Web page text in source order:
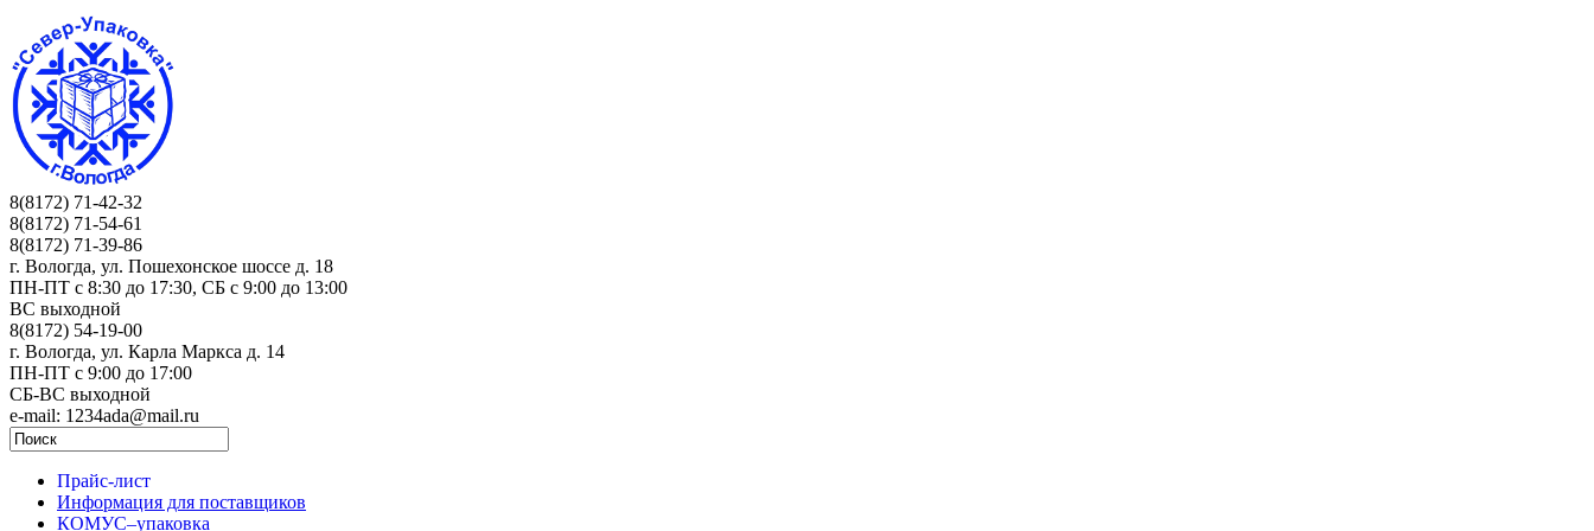
8(8172) 71-42-32
8(8172) 71-54-61
8(8172) 71-39-86
г. Вологда, ул. Пошехонское шоссе д. 18
ПН-ПТ c 8:30 до 17:30, СБ с 9:00 до 13:00
ВС выходной
8(8172) 54-19-00
г. Вологда, ул. Карла Маркса д. 14
ПН-ПТ c 9:00 до 17:00
СБ-ВС выходной
e-mail: 1234ada@mail.ru
Прайс-лист
Информация для поставщиков
КОМУС–упаковка